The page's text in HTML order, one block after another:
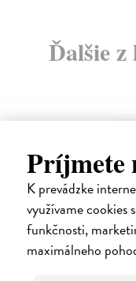
Príjmete
K prevádzke
využívame cookies
funkčnosti,
maximálneho
Ďalšie